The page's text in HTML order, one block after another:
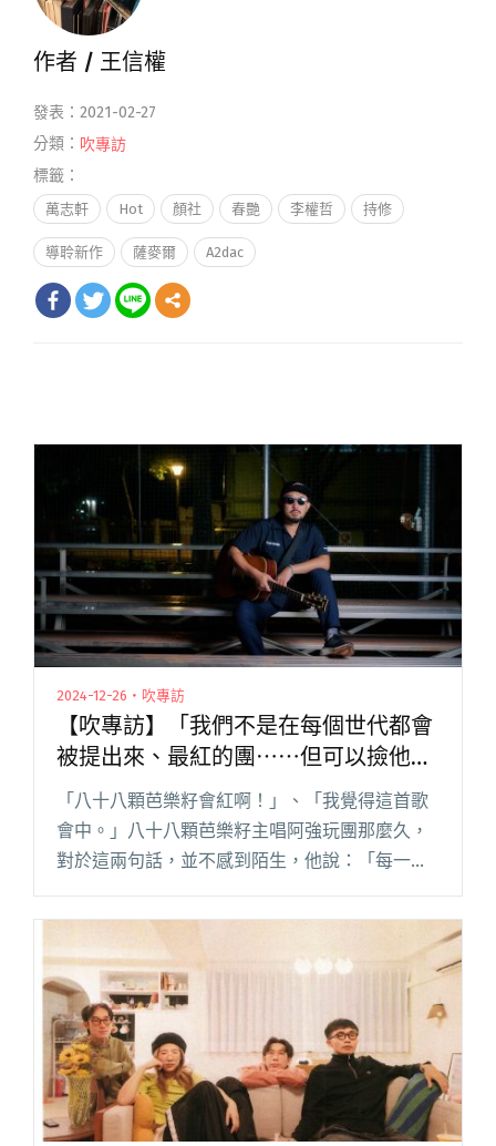
作者 / 王信權
發表：2021-02-27
分類： 吹專訪
標籤：
萬志軒 Hot 顏社 春艷 李權哲 持修
導聆新作 薩麥爾 A2dac
2024-12-26・吹專訪
【吹專訪】「我們不是在每個世代都會
被提出來、最紅的團⋯⋯但可以撿他們
剩的。」——八十八顆芭樂籽阿強聊B
級哲學與新專輯《浪漫野球戰士列傳》
「八十八顆芭樂籽會紅啊！」、「我覺得這首歌
會中。」八十八顆芭樂籽主唱阿強玩團那麼久，
對於這兩句話，並不感到陌生，他說：「每一個
八十八顆芭樂籽出發韓國巡演的前一晚，我們與
主唱阿強相約於民權公園壘球場閱讀全文 "【吹
專訪】「我們不是在每個世代都會被提出來、最
紅的團⋯⋯但可以撿他們剩的。」——八十八顆
芭樂籽阿強聊B級哲學與新專輯《浪漫野球戰士列
傳》"